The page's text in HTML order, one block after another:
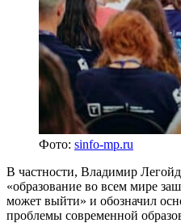
Фото: sinfo-mp.ru
В частности, Владимир
«образование во всем мире
может выйти» и обозначил
проблемы современной